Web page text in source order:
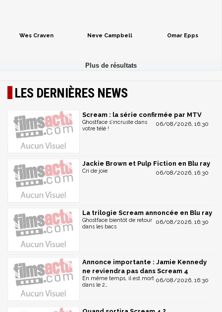
Wes Craven Neve Campbell Omar Epps
LES DERNIÈRES NEWS
Scream : la série confirmée par MTV
06/08/2026, 16:30
Ghostface s’incruste dans
votre télé !
Jackie Brown et Pulp Fiction en Blu ray
06/08/2026, 16:30
Cri de joie
La trilogie Scream annoncée en Blu ray
06/08/2026, 16:30
Ghostface bientôt de retour
dans les bacs
Annonce importante : Jamie Kennedy
ne reviendra pas dans Scream 4
06/08/2026, 16:30
En même temps, il est mort
dans le 2…